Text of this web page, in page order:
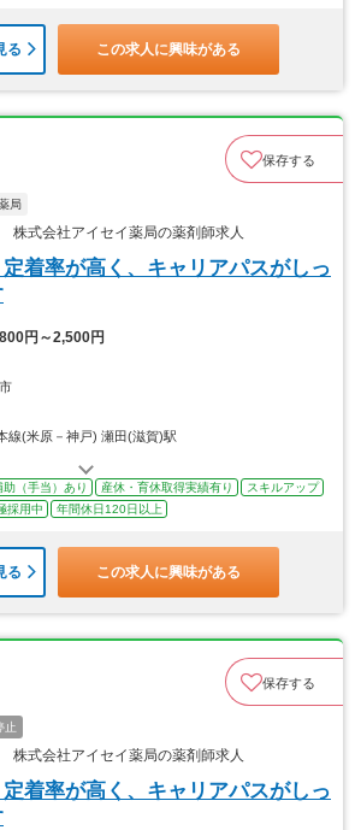
る この求人に興味がある
保存する
局
式会社アイセイ薬局の薬剤師求人
定着率が高く、キャリアパスがしっ
円～2,500円
線(米原－神戸) 瀬田(滋賀)駅
助（手当）あり 産休・育休取得実績有り
スキルアップ
採用中 年間休日120日以上
る この求人に興味がある
保存する
止
式会社アイセイ薬局の薬剤師求人
定着率が高く、キャリアパスがしっ